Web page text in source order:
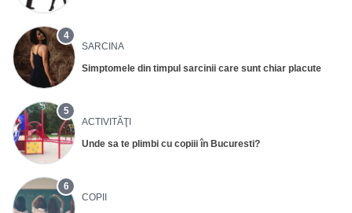
4
SARCINA
Simptomele din timpul sarcinii care sunt chiar placute
5
ACTIVITĂŢI
Unde sa te plimbi cu copiii în Bucuresti?
6
COPII